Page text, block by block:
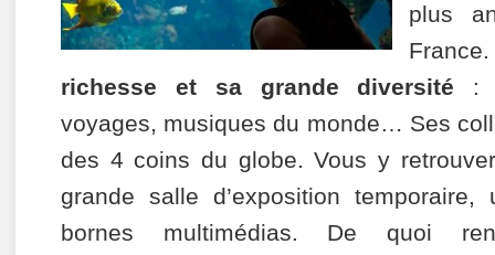
plus
richesse et sa grande diversité :
voyages, musiques du monde… Ses
des 4 coins du globe. Vous y
grande salle d’exposition temporaire,
bornes multimédias. De quoi